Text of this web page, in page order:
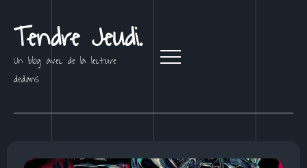
Tendre Jeudi.
Un blog avec de la lecture
dedans